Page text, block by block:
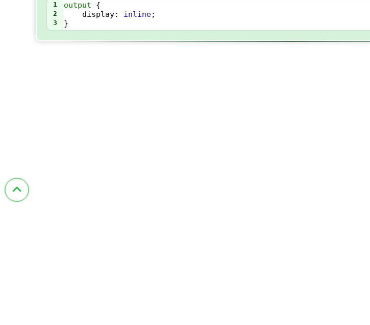
1 output {
2 display: inline;
3 }